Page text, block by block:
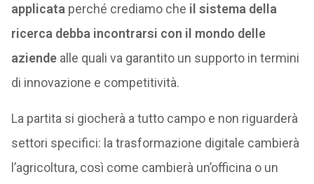
applicata perché crediamo che il sistema della
ricerca debba incontrarsi con il mondo delle
aziendealle quali va garantito un supporto in termini
di innovazione e competitività.
La partita si giocherà a tutto campo e non riguarderà
settori specifici: la trasformazione digitale cambierà
l’agricoltura, così come cambierà un’officina o un